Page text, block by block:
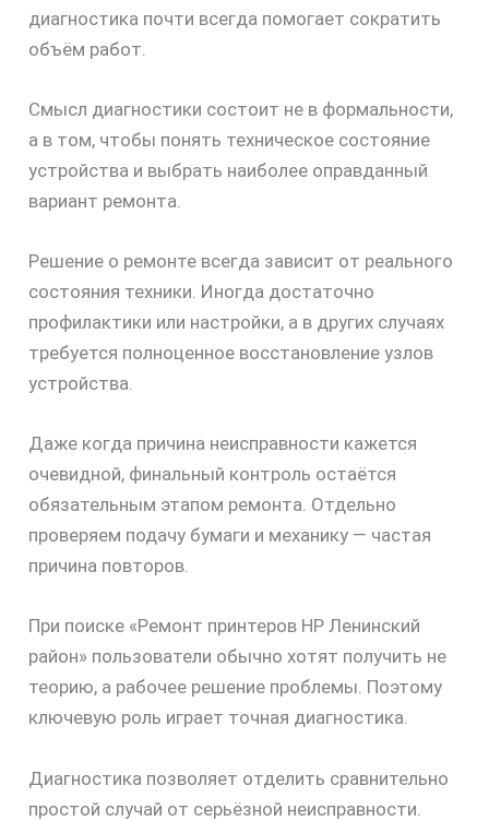
диагностика почти всегда помогает сократить
объём работ.
Смысл диагностики состоит не в формальности,
а в том, чтобы понять техническое состояние
устройства и выбрать наиболее оправданный
вариант ремонта.
Решение о ремонте всегда зависит от реального
состояния техники. Иногда достаточно
профилактики или настройки, а в других случаях
требуется полноценное восстановление узлов
устройства.
Даже когда причина неисправности кажется
очевидной, финальный контроль остаётся
обязательным этапом ремонта. Отдельно
проверяем подачу бумаги и механику — частая
причина повторов.
При поиске «Ремонт принтеров HP Ленинский
район» пользователи обычно хотят получить не
теорию, а рабочее решение проблемы. Поэтому
ключевую роль играет точная диагностика.
Диагностика позволяет отделить сравнительно
простой случай от серьёзной неисправности.
скидку
30%